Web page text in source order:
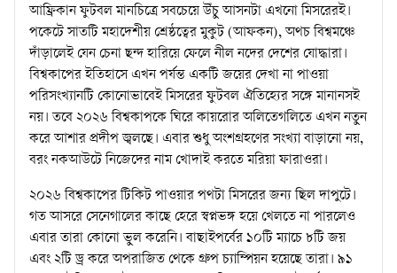
আফ্রিকান ফুটবল মানচিত্রে সবচেয়ে উঁচু আসনটা এখনো মিসরেরই।
পকেটে সাতটি মহাদেশীয় শ্রেষ্ঠত্বের মুকুট (আফকন), অথচ বিশ্বমঞ্চে
দাঁড়ালেই যেন চেনা ছন্দ হারিয়ে ফেলে নীল নদের দেশের যোদ্ধারা।
বিশ্বকাপের ইতিহাসে এখন পর্যন্ত একটি জয়ের দেখা না পাওয়া
পরিসংখ্যানটি কোনোভাবেই মিসরের ফুটবল ঐতিহ্যের সঙ্গে মানানসই
নয়। তবে ২০২৬ বিশ্বকাপকে ঘিরে কায়রোর অলিতেগলিতে এখন নতুন
করে আশার প্রদীপ জ্বলছে। এবার শুধু অংশগ্রহণের সংখ্যা বাড়ানো নয়,
বরং নকআউটে নিজেদের নাম খোদাই করতে মরিয়া ফারাওরা।
২০২৬ বিশ্বকাপের টিকিট পাওয়ার পথটা মিসরের জন্য ছিল দাপুটে।
গত আসরে সেনেগালের কাছে হেরে স্বপ্নভঙ্গ হয়ে খেলতে না পারলেও
এবার তারা কোনো ভুল করেনি। বাছাইপর্বের ১০টি ম্যাচে ৮টি জয়
এবং ২টি ড্র করে অপরাজিত থেকে গ্রুপ চ্যাম্পিয়ন হয়েছে তারা। ৯১